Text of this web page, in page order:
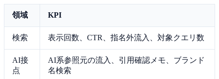
領域 KPI
検索 表示回数、CTR、指名外流入、対象クエリ数
AI接
点
AI系参照元の流入、引用確認メモ、ブランド
名検索